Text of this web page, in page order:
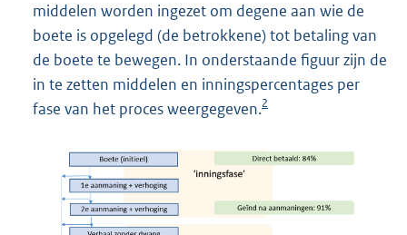
middelen worden ingezet om degene aan wie de
boete is opgelegd (de betrokkene) tot betaling van
de boete te bewegen. In onderstaande figuur zijn de
in te zetten middelen en inningspercentages per
fase van het proces weergegeven.2